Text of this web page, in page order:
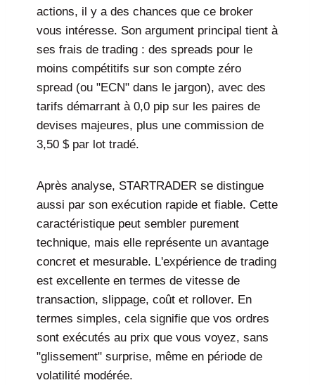
actions, il y a des chances que ce broker
vous intéresse. Son argument principal tient à
ses frais de trading : des spreads pour le
moins compétitifs sur son compte zéro
spread (ou "ECN" dans le jargon), avec des
tarifs démarrant à 0,0 pip sur les paires de
devises majeures, plus une commission de
3,50 $ par lot tradé.
Après analyse, STARTRADER se distingue
aussi par son exécution rapide et fiable. Cette
caractéristique peut sembler purement
technique, mais elle représente un avantage
concret et mesurable. L'expérience de trading
est excellente en termes de vitesse de
transaction, slippage, coût et rollover. En
termes simples, cela signifie que vos ordres
sont exécutés au prix que vous voyez, sans
"glissement" surprise, même en période de
volatilité modérée.